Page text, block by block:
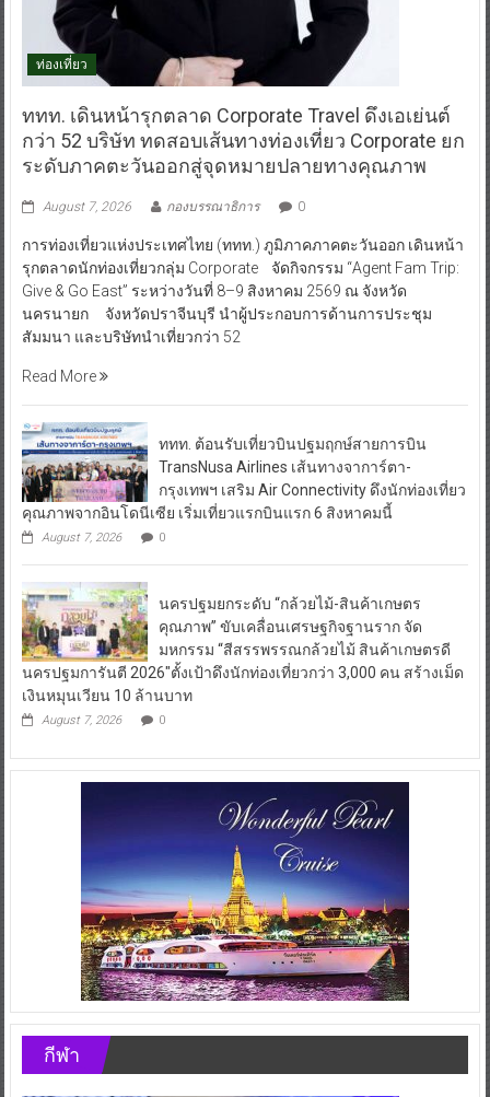
ท่องเที่ยว
ททท. เดินหน้ารุกตลาด Corporate Travel ดึงเอเย่นต์
กว่า 52 บริษัท ทดสอบเส้นทางท่องเที่ยว Corporate ยก
ระดับภาคตะวันออกสู่จุดหมายปลายทางคุณภาพ
August 7, 2026 กองบรรณาธิการ 0
การท่องเที่ยวแห่งประเทศไทย (ททท.) ภูมิภาคภาคตะวันออก เดินหน้า
รุกตลาดนักท่องเที่ยวกลุ่ม Corporate จัดกิจกรรม “Agent Fam Trip:
Give & Go East” ระหว่างวันที่ 8–9 สิงหาคม 2569 ณ จังหวัด
นครนายก จังหวัดปราจีนบุรี นำผู้ประกอบการด้านการประชุม
สัมมนา และบริษัทนำเที่ยวกว่า 52
Read More
ททท. ต้อนรับเที่ยวบินปฐมฤกษ์สายการบิน
TransNusa Airlines เส้นทางจาการ์ตา-
กรุงเทพฯ เสริม Air Connectivity ดึงนักท่องเที่ยว
คุณภาพจากอินโดนีเซีย เริ่มเที่ยวแรกบินแรก 6 สิงหาคมนี้
August 7, 2026 0
นครปฐมยกระดับ “กล้วยไม้-สินค้าเกษตร
คุณภาพ” ขับเคลื่อนเศรษฐกิจฐานราก จัด
มหกรรม “สีสรรพรรณกล้วยไม้ สินค้าเกษตรดี
นครปฐมการันตี 2026″ตั้งเป้าดึงนักท่องเที่ยวกว่า 3,000 คน สร้างเม็ด
เงินหมุนเวียน 10 ล้านบาท
August 7, 2026 0
กีฬา